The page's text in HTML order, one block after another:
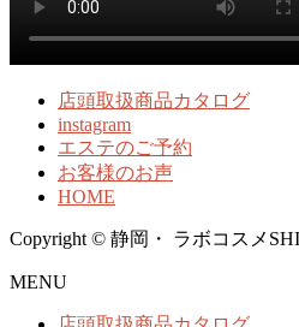
店頭取扱商品カタログ
instagram
エステのご予約
お客様のお声
HOME
Copyright © 静岡・ ラボコスメ
MENU